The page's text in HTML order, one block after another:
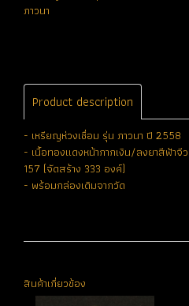
ภาวนา
Product description
- เหรียญห่วงเชื่อม รุ่น ภาวนา ปี 2558
- เนื้อทองแดงหน้ากากเงิน/ลงยาสีฟ้าจี
157 (จัดสร้าง 333 องค์)
- พร้อมกล่องเดิมจากวัด
สินค้าเกี่ยวข้อง